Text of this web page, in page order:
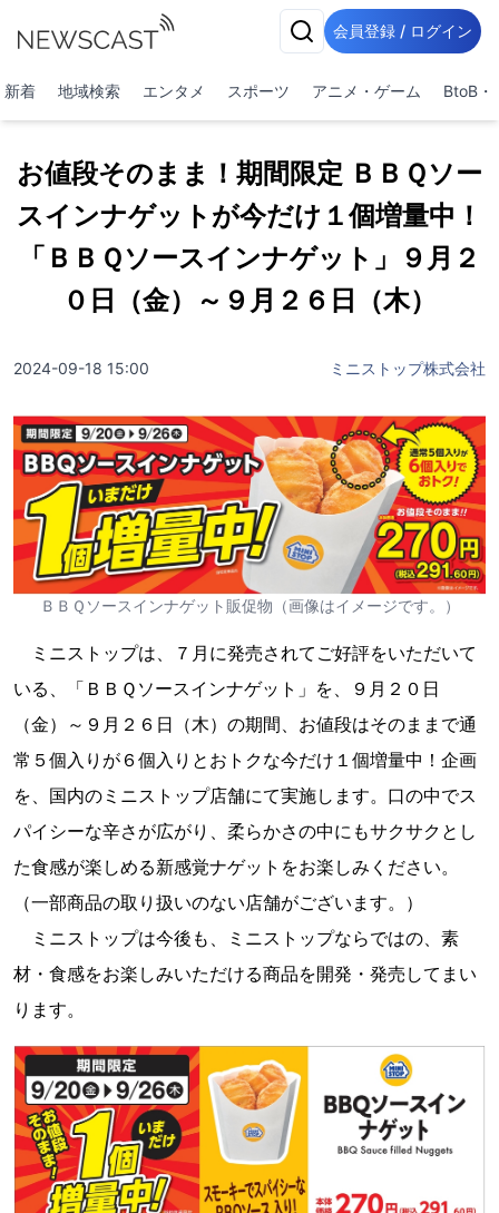
会員登録 / ログイン
新着 地域検索 エンタメ スポーツ アニメ・ゲーム BtoB・
お値段そのまま！期間限定 ＢＢＱソー
スインナゲットが今だけ１個増量中！
「ＢＢＱソースインナゲット」９月２
０日（金）～９月２６日（木）
2024-09-18 15:00 ミニストップ株式会社
ＢＢＱソースインナゲット販促物（画像はイメージです。）
ミニストップは、７月に発売されてご好評をいただいて
いる、「ＢＢＱソースインナゲット」を、９月２０日
（金）～９月２６日（木）の期間、お値段はそのままで通
常５個入りが６個入りとおトクな今だけ１個増量中！企画
を、国内のミニストップ店舗にて実施します。口の中でス
パイシーな辛さが広がり、柔らかさの中にもサクサクとし
た食感が楽しめる新感覚ナゲットをお楽しみください。
（一部商品の取り扱いのない店舗がございます。）
ミニストップは今後も、ミニストップならではの、素
材・食感をお楽しみいただける商品を開発・発売してまい
ります。